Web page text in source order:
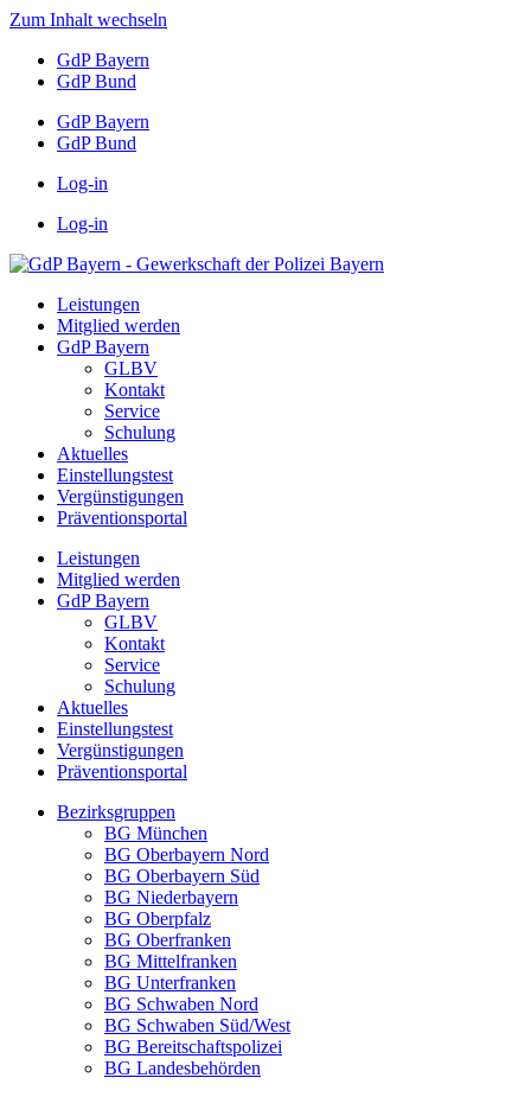
Zum Inhalt wechseln
GdP Bayern
GdP Bund
GdP Bayern
GdP Bund
Log-in
Log-in
Leistungen
Mitglied werden
GdP Bayern
GLBV
Kontakt
Service
Schulung
Aktuelles
Einstellungstest
Vergünstigungen
Präventionsportal
Leistungen
Mitglied werden
GdP Bayern
GLBV
Kontakt
Service
Schulung
Aktuelles
Einstellungstest
Vergünstigungen
Präventionsportal
Bezirksgruppen
BG München
BG Oberbayern Nord
BG Oberbayern Süd
BG Niederbayern
BG Oberpfalz
BG Oberfranken
BG Mittelfranken
BG Unterfranken
BG Schwaben Nord
BG Schwaben Süd/West
BG Bereitschaftspolizei
BG Landesbehörden